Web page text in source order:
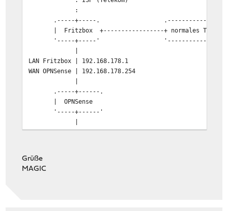
:
.-----+-----.
| Fritzbox +-----------------+ normales
'-----+-----'
|
LAN Fritzbox | 192.168.178.1
WAN OPNSense | 192.168.178.254
|
.-----+------.
| OPNSense
'-----+------'
|
LAN | 10.88.0.0/24
| Desktop PC +-----------------+ Phonerlite |
'-----+------' 10.88.0.1 '------------'
Grüße
MAGIC